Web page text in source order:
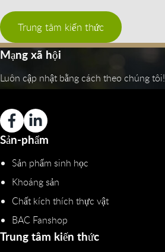
Trung tâm kiến thức
Mạng xã hội
Luôn cập nhật bằng cách theo chúng tôi!
Sản-phẩm
Sản phẩm sinh học
Khoáng sản
Chất kích thích thực vật
BAC Fanshop
Trung tâm kiến thức